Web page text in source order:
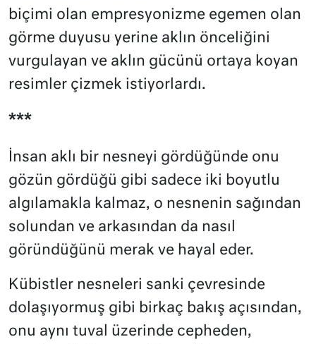
biçimi olan empresyonizme egemen olan
görme duyusu yerine aklın önceliğini
vurgulayan ve aklın gücünü ortaya koyan
resimler çizmek istiyorlardı.
***
İnsan aklı bir nesneyi gördüğünde onu
gözün gördüğü gibi sadece iki boyutlu
algılamakla kalmaz, o nesnenin sağından
solundan ve arkasından da nasıl
göründüğünü merak ve hayal eder.
Kübistler nesneleri sanki çevresinde
dolaşıyormuş gibi birkaç bakış açısından,
onu aynı tuval üzerinde cepheden,